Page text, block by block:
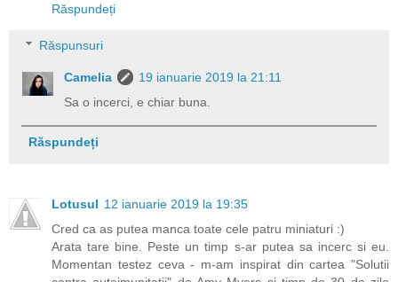
Răspundeți
Răspunsuri
Camelia
19 ianuarie 2019 la 21:11
Sa o incerci, e chiar buna.
Răspundeți
Lotusul 12 ianuarie 2019 la 19:35
Cred ca as putea manca toate cele patru miniaturi :)
Arata tare bine. Peste un timp s-ar putea sa incerc si eu.
Momentan testez ceva - m-am inspirat din cartea "Solutii